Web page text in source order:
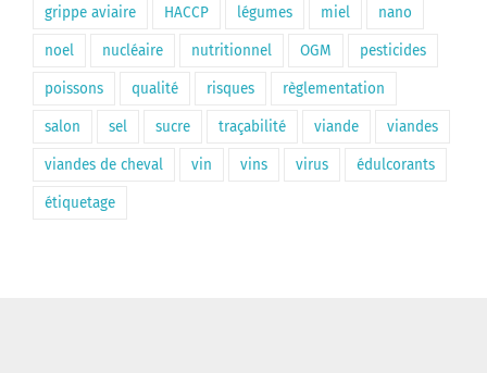
grippe aviaire HACCP légumes miel nano
noel nucléaire nutritionnel OGM pesticides
poissons qualité risques règlementation
salon sel sucre traçabilité viande viandes
viandes de cheval vin vins virus édulcorants
étiquetage